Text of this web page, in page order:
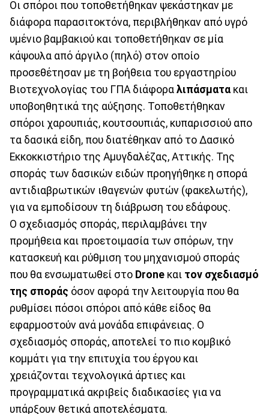
Οι σπόροι που τοποθετήθηκαν ψεκάστηκαν με
διάφορα παρασιτοκτόνα, περιβλήθηκαν από υγρό
υμένιο βαμβακιού και τοποθετήθηκαν σε μία
κάψουλα από άργιλο (πηλό) στον οποίο
προσεθέτησαν με τη βοήθεια του εργαστηρίου
Βιοτεχνολογίας του ΓΠΑ διάφορα λιπάσματα και
υποβοηθητικά της αύξησης. Τοποθετήθηκαν
σπόροι χαρουπιάς, κουτσουπιάς, κυπαρισσιού απο
τα δασικά είδη, που διατέθηκαν από το Δασικό
Εκκοκκιστήριο της Αμυγδαλέζας, Αττικής. Της
σποράς των δασικών ειδών προηγήθηκε η σπορά
αντιδιαβρωτικών ιθαγενών φυτών (φακελωτής),
για να εμποδίσουν τη διάβρωση του εδάφους.
Ο σχεδιασμός σποράς, περιλαμβάνει την
προμήθεια και προετοιμασία των σπόρων, την
κατασκευή και ρύθμιση του μηχανισμού σποράς
που θα ενσωματωθεί στο Drone και τον σχεδιασμό
της σποράς όσον αφορά την λειτουργία που θα
ρυθμίσει πόσοι σπόροι από κάθε είδος θα
εφαρμοστούν ανά μονάδα επιφάνειας. Ο
σχεδιασμός σποράς, αποτελεί το πιο κομβικό
κομμάτι για την επιτυχία του έργου και
χρειάζονται τεχνολογικά άρτιες και
προγραμματικά ακριβείς διαδικασίες για να
υπάρξουν θετικά αποτελέσματα.